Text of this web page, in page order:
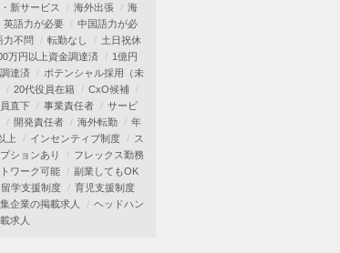
新サービス
海外出張
海
英語力が必要
中国語力が必
力不問 転勤なし
土日祝休
万円以上資金調達済
1億円
達済
ポテンシャル採用（未
20代役員在籍
CxO候補
直下
事業責任者
サービ
開発責任者 海外転勤
年
上
インセンティブ制度
ス
ションあり
フレックス勤務
ワーク可能
副業してもOK
学支援制度
育児支援制度
企業の掲載求人
ヘッドハン
求人